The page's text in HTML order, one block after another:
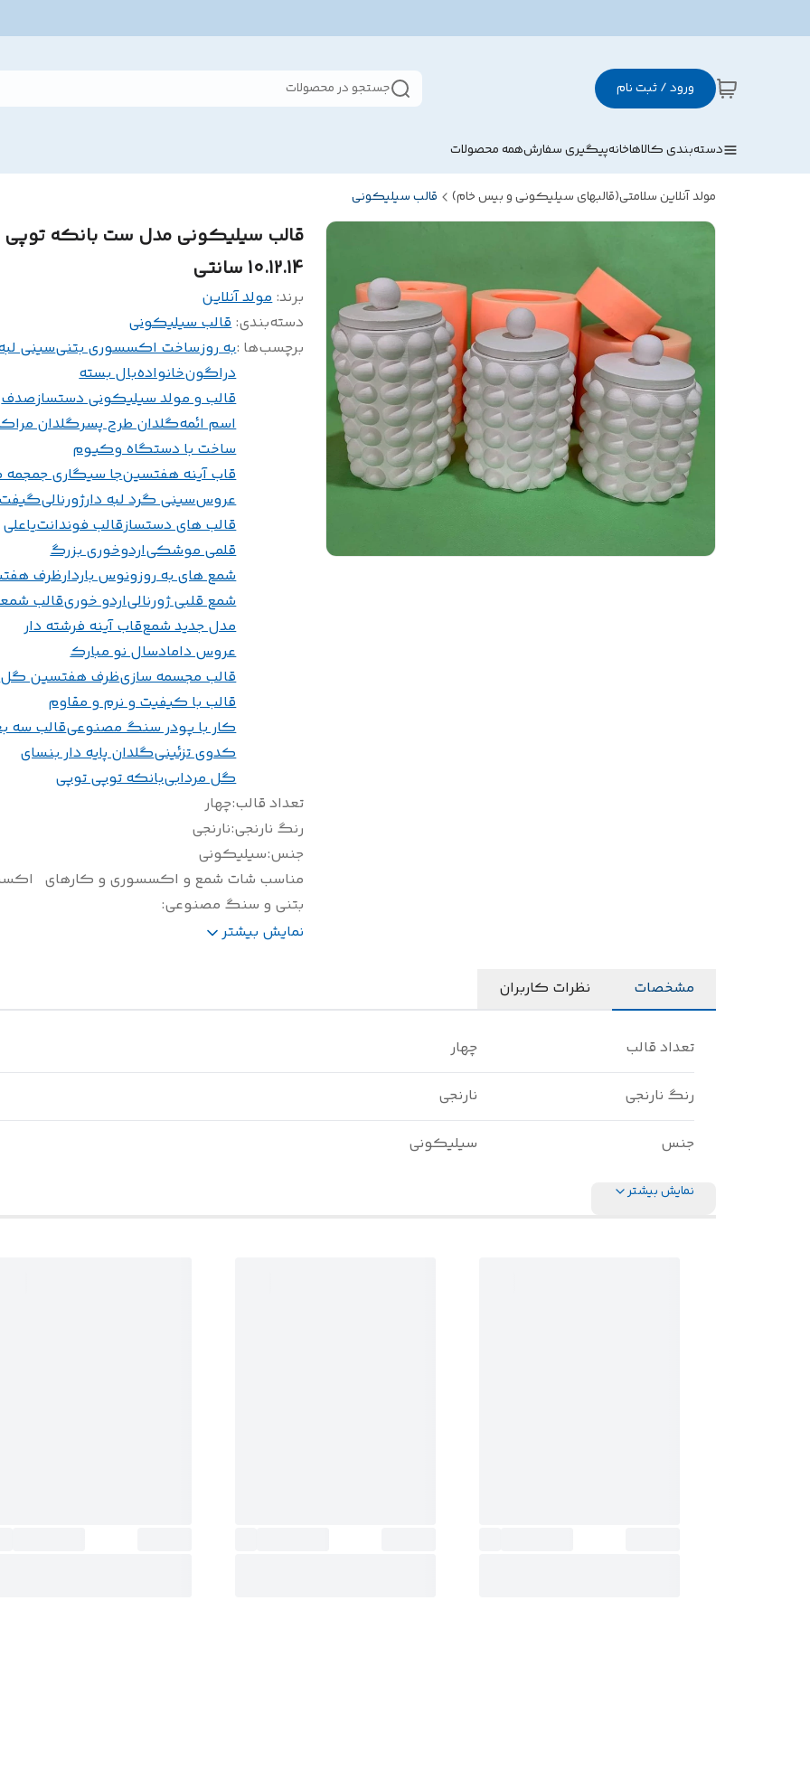
ورود / ثبت نام جستجو در محصولات
دسته‌بندی کالاهاخانهپیگیری سفارشهمه محصولات
مولد آنلاین سلامتی(قالبهای سیلیکونی و بیس خام) قالب سیلیکونی
قالب سیلیکونی مدل ست بانکه توپی
10.12.14 سانتی
برند:مولد آنلاین
دسته‌بندی:قالب سیلیکونی
برچسب‌ها :به روزساخت اکسسوری بتنیسینی
دراگونخانوادهبال بسته
قالب و مولد سیلیکونی دستسازصدف
اسم ائمهگلدان طرح پسرگلدان
ساخت با دستگاه وکیوم
قاب آینه هفتسینجا سیگاری جمجمه
عروسسینی گرد لبه دارژورنالی
قالب های دستسازقالب فوندانتیاعلی
قلمی موشکیاردوخوری بزرگ
شمع های به روزونوس باردارظرف
شمع قلبی ژورنالیاردو خوریقالب
مدل جدید شمعقاب آینه فرشته دار
عروس دامادسال نو مبارک
قالب مجسمه سازیظرف هفتسین گل
قالب با کیفیت و نرم و مقاوم
کار با پودر سنگ مصنوعیقالب سه
کدوی تزئینیگلدان پایه دار بنسای
گل مردابیبانکه توپی توپی
تعداد قالب:چهار
رنگ نارنجی:نارنجی
جنس:سیلیکونی
مناسب شات شمع و اکسسوری و کارهای
بتنی و سنگ مصنوعی:
سایز(سانتی متر)
نمایش بیشتر
مشخصات نظرات کاربران
تعداد قالب چهار
رنگ نارنجی نارنجی
جنس سیلیکونی
نمایش بیشتر